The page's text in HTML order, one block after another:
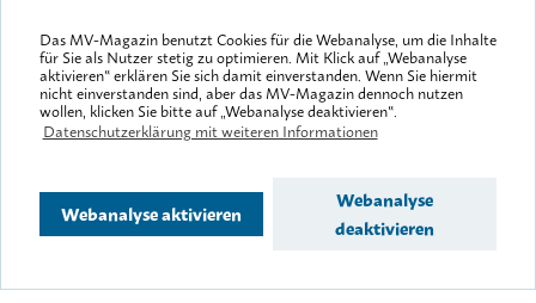
Das MV-Magazin benutzt Cookies für die Webanalyse, um die Inhalte
für Sie als Nutzer stetig zu optimieren. Mit Klick auf „Webanalyse
aktivieren‟ erklären Sie sich damit einverstanden. Wenn Sie hiermit
nicht einverstanden sind, aber das MV-Magazin dennoch nutzen
wollen, klicken Sie bitte auf „Webanalyse deaktivieren‟.
Datenschutzerklärung mit weiteren Informationen
Webanalyse aktivieren
Webanalyse
deaktivieren
besser geht es nicht.“
Barrierefreiheit